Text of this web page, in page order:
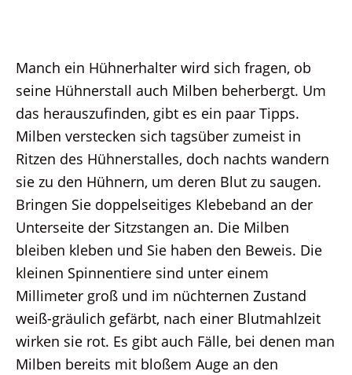
Manch ein Hühnerhalter wird sich fragen, ob
seine Hühnerstall auch Milben beherbergt. Um
das herauszufinden, gibt es ein paar Tipps.
Milben verstecken sich tagsüber zumeist in
Ritzen des Hühnerstalles, doch nachts wandern
sie zu den Hühnern, um deren Blut zu saugen.
Bringen Sie doppelseitiges Klebeband an der
Unterseite der Sitzstangen an. Die Milben
bleiben kleben und Sie haben den Beweis. Die
kleinen Spinnentiere sind unter einem
Millimeter groß und im nüchternen Zustand
weiß-gräulich gefärbt, nach einer Blutmahlzeit
wirken sie rot. Es gibt auch Fälle, bei denen man
Milben bereits mit bloßem Auge an den